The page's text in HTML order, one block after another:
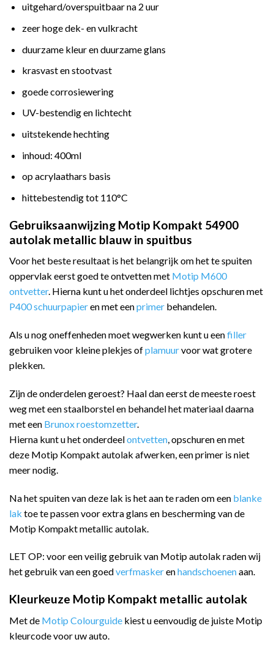
uitgehard/overspuitbaar na 2 uur
zeer hoge dek- en vulkracht
duurzame kleur en duurzame glans
krasvast en stootvast
goede corrosiewering
UV-bestendig en lichtecht
uitstekende hechting
inhoud: 400ml
op acrylaathars basis
hittebestendig tot 110°C
Gebruiksaanwijzing Motip Kompakt 54900
autolak metallic blauw in spuitbus
Voor het beste resultaat is het belangrijk om het te spuiten
oppervlak eerst goed te ontvetten met Motip M600
ontvetter. Hierna kunt u het onderdeel lichtjes opschuren met
P400 schuurpapieren met eenprimer behandelen.
Als u nog oneffenheden moet wegwerken kunt u eenfiller
gebruiken voor kleine plekjes ofplamuurvoor wat grotere
plekken.
Zijn de onderdelen geroest? Haal dan eerst de meeste roest
weg met een staalborstel en behandel het materiaal daarna
met een Brunox roestomzetter.
Hierna kunt u het onderdeelontvetten , opschuren en met
deze Motip Kompakt autolak afwerken, een primer is niet
meer nodig.
Na het spuiten van deze lak is het aan te raden om een blanke
lak toe te passen voor extra glans en bescherming van de
Motip Kompakt metallic autolak.
LET OP: voor een veilig gebruik van Motip autolak raden wij
het gebruik van een goedverfmaskerenhandschoenenaan.
Kleurkeuze Motip Kompakt metallic autolak
Met de Motip Colourguide kiest u eenvoudig de juiste Motip
kleurcode voor uw auto.